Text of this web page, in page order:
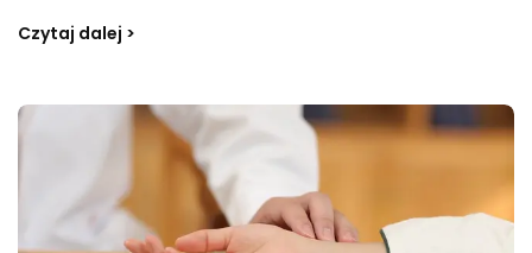
terapii uważają, że wspieranie naturalnego przepływu
witalne i sprzyjać długowieczności. Jednocześnie
niekorzystny tryb życia osłabia organizm i odbiera
mu tę życiową energię.
Czytaj dalej >